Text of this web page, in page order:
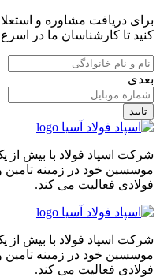
برای دریافت مشاوره و
کنید تا کارشناسان ما در
بعدی
تایید
شرکت اسپاد فولاد با بیش از
موسسین خود در زمینه
فولادی فعالیت می کند.
شرکت اسپاد فولاد با بیش از
موسسین خود در زمینه
فولادی فعالیت می کند.